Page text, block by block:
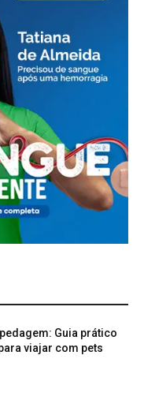
Guia prático
viajar com pets